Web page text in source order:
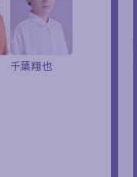
千葉翔也